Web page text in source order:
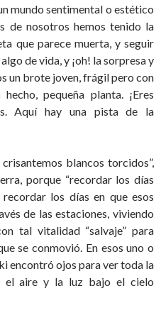
mundo sentimental o estético
de nosotros hemos tenido la
que parece muerta, y seguir
de vida, y ¡oh! la sorpresa y
un brote joven, frágil pero con
pequeña planta. ¡Eres
Aquí hay una pista de la
blancos torcidos”,
porque “recordar los días
los días en que esos
de las estaciones, viviendo
tal vitalidad “salvaje” para
se conmovió. En esos uno o
encontró ojos para ver toda la
el aire y la luz bajo el cielo